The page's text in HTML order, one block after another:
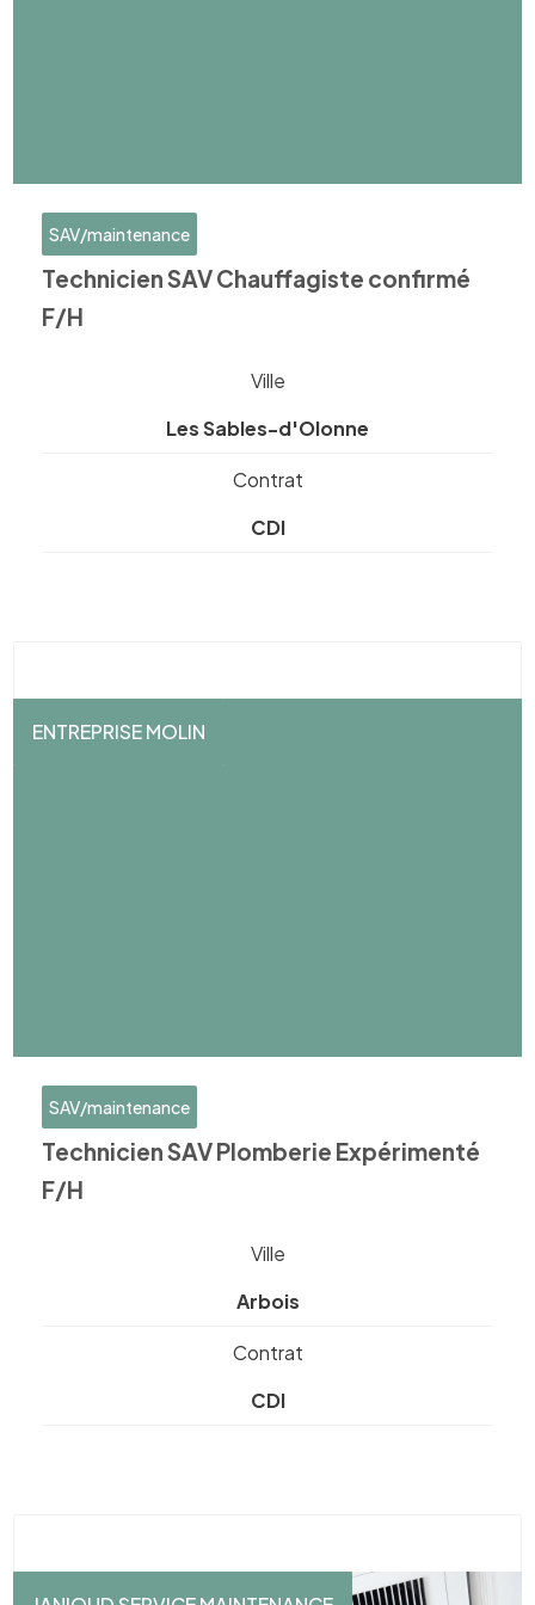
SAV/maintenance
Technicien SAV Chauffagiste confirmé
F/H
Ville
Les Sables-d'Olonne
Contrat
CDI
ENTREPRISE MOLIN
SAV/maintenance
Technicien SAV Plomberie Expérimenté
F/H
Ville
Arbois
Contrat
CDI